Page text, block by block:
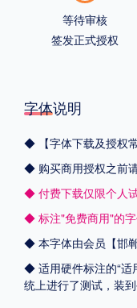
等待审核
签发正式授权
字体说明
◆ 【字体下载及授权
◆ 购买商用授权之前
◆ 付费下载仅限个人
◆ 标注"免费商用"的
◆ 本字体由会员【邯
◆ 适用硬件标注的“适
统上进行了测试，装